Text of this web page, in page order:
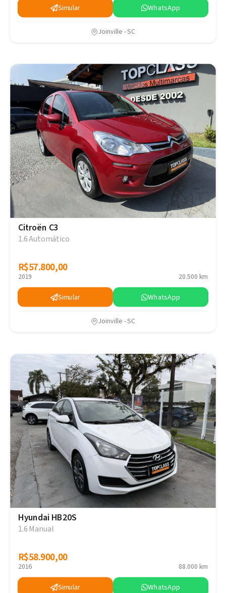
Simular WhatsApp
Joinville - SC
Citroën C3
1.6 Automático
R$57.800,00
R$57.800,00
2019 20.500 km
Simular WhatsApp
Joinville - SC
Hyundai HB20S
1.6 Manual
R$58.900,00
R$58.900,00
2016 88.000 km
Simular WhatsApp